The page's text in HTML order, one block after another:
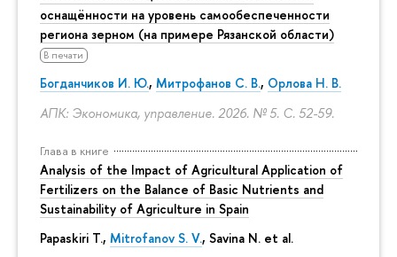
оснащённости на уровень самообеспеченности
региона зерном (на примере Рязанской области)
В печати
Богданчиков И. Ю., Митрофанов С. В., Орлова Н. В.
АПК: Экономика, управление. 2026. № 5. С. 52-59.
Глава в книге
Analysis of the Impact of Agricultural Application of
Fertilizers on the Balance of Basic Nutrients and
Sustainability of Agriculture in Spain
Papaskiri T., Mitrofanov S. V., Savina N. et al.